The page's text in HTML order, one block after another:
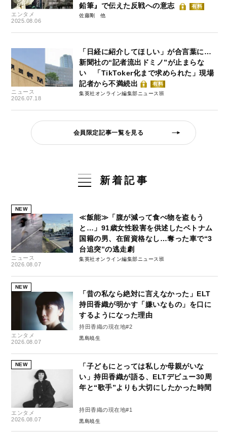
エンタメ
2025.08.06
鉛筆』で伝えた反戦への意志
有料
佐藤剛
ニュース
2026.07.18
「日経に紹介してほしい」が合言葉に…
新聞社の“記者流出ドミノ”が止まらな
い 「TikToker化まで求められた」現場
記者から不満続出
有料
集英社オンライン編集部ニュース班
会員限定記事一覧を見る
新着記事
NEW
ニュース
2026.08.07
≪飯能≫「腹が減って食べ物を盗もう
と…」91歳女性殺害を供述したベトナム
国籍の男、在留資格なし…奪った車で“3
台追突”の逃走劇
集英社オンライン編集部ニュース班
NEW
エンタメ
2026.08.07
「昔の私なら絶対に言えなかった」ELT
持田香織が明かす「嫌いなもの」を口に
するようになった理由
持田香織の現在地#2
黒島暁生
NEW
エンタメ
2026.08.07
「子どもにとっては私しか母親がいな
い」持田香織が語る、ELTデビュー30周
年と“歌手”よりも大切にしたかった時間
持田香織の現在地#1
黒島暁生